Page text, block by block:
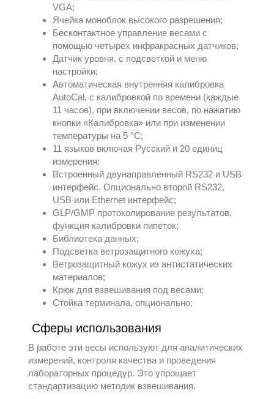
VGA;
Ячейка моноблок высокого разрешения;
Бесконтактное управление весами с
помощью четырех инфракрасных датчиков;
Датчик уровня, с подсветкой и меню
настройки;
Автоматическая внутренняя калибровка
AutoCal, с калибровкой по времени (каждые
11 часов), при включении весов, по нажатию
кнопки «Калибровка» или при изменении
температуры на 5 °С;
11 языков включая Русский и 20 единиц
измерения;
Встроенный двунаправленный RS232 и USB
интерфейс. Опционально второй RS232,
USB или Ethernet интерфейс;
GLP/GMP протоколирование результатов,
функция калибровки пипеток;
Библиотека данных;
Подсветка ветрозащитного кожуха;
Ветрозащитный кожух из антистатических
материалов;
Крюк для взвешивания под весами;
Стойка терминала, опционально;
Сферы использования
В работе эти весы используют для аналитических
измерений, контроля качества и проведения
лабораторных процедур. Это упрощает
стандартизацию методик взвешивания.